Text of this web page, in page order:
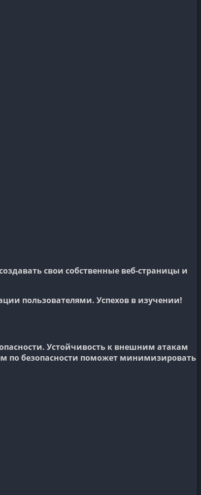
свои собственные веб-страницы и
пользователями. Успехов в изучении!
Устойчивость к внешним атакам
по безопасности поможет минимизировать